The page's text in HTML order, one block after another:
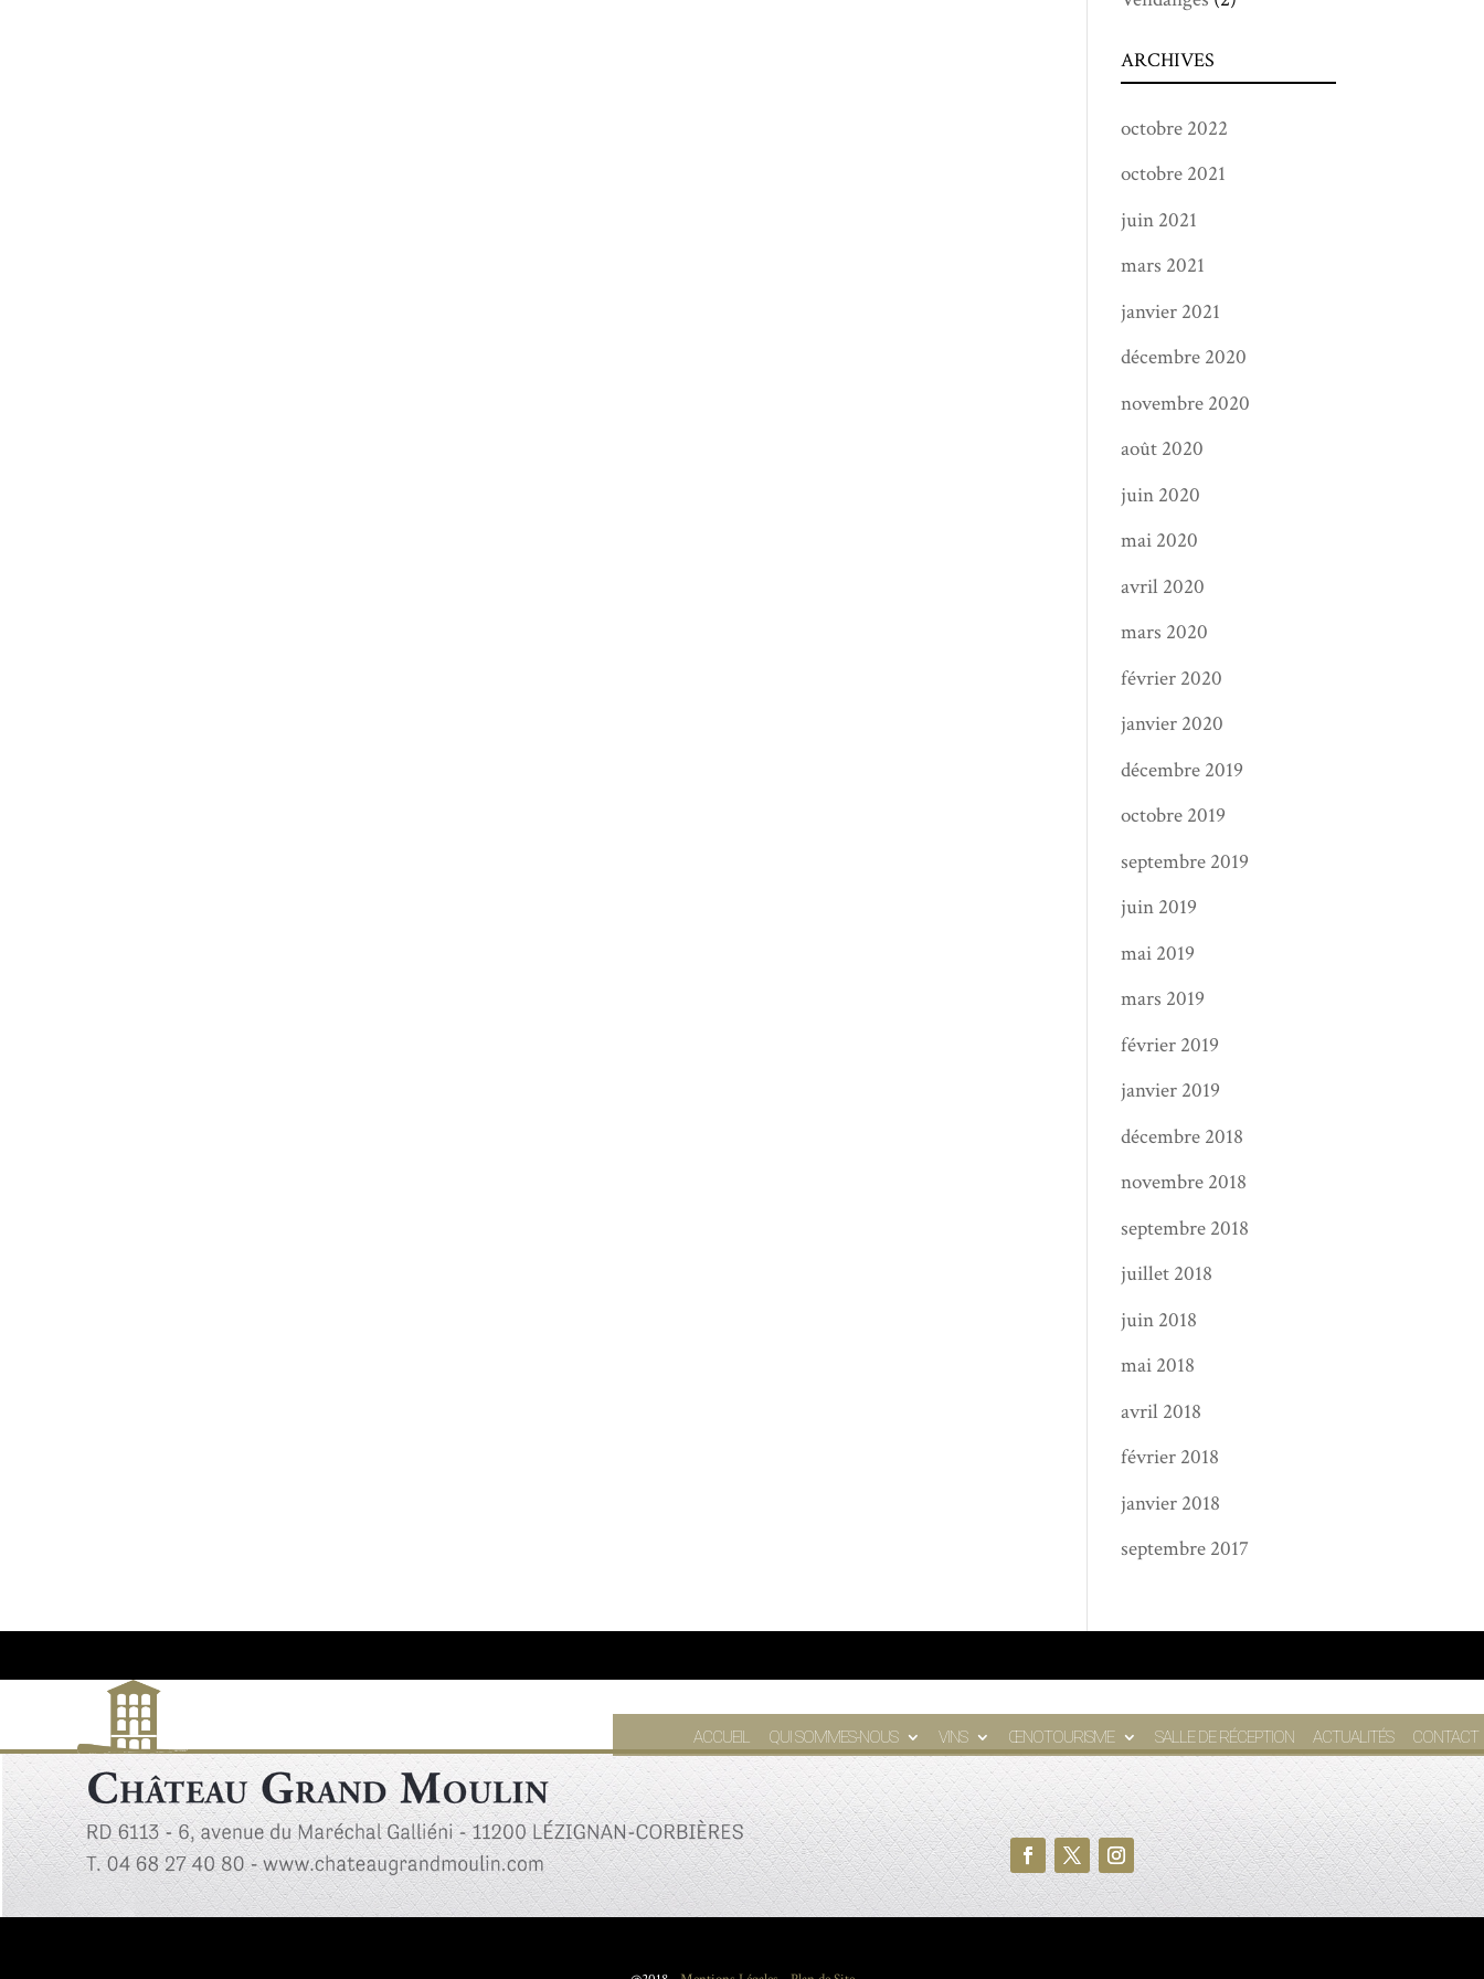
ARCHIVES
octobre 2022
octobre 2021
juin 2021
mars 2021
janvier 2021
décembre 2020
novembre 2020
août 2020
juin 2020
mai 2020
avril 2020
mars 2020
février 2020
janvier 2020
décembre 2019
octobre 2019
septembre 2019
juin 2019
mai 2019
mars 2019
février 2019
janvier 2019
décembre 2018
novembre 2018
septembre 2018
juillet 2018
juin 2018
mai 2018
avril 2018
février 2018
janvier 2018
septembre 2017
ACCUEIL QUI SOMMES-NOUS VINS ŒNOTOURISME SALLE DE RÉCEPTION ACTUALITÉS CONTACT